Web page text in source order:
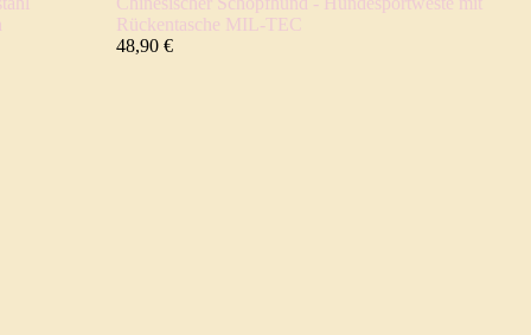
Rückentasche MIL-TEC
48,90 €